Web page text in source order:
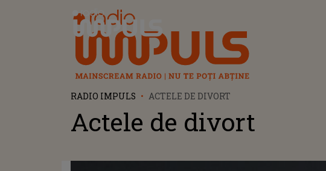
Radio Impuls
RADIO IMPULS ACTELE DE DIVORT
Actele de divort